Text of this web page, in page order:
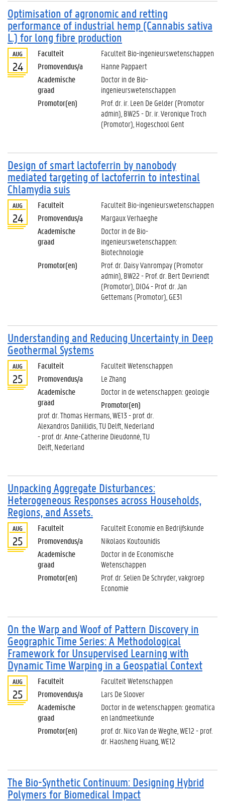
Optimisation of agronomic and retting
performance of industrial hemp (Cannabis sativa
L.) for long fibre production
AUG
24
Faculteit
Faculteit Bio-ingenieurswetenschappen
Promovendus/a
Hanne Pappaert
Academische
graad
Doctor in de Bio-
ingenieurswetenschappen
Promotor(en)
Prof. dr. ir. Leen De Gelder (Promotor
admin), BW25 - Dr. ir. Veronique Troch
(Promotor), Hogeschool Gent
Design of smart lactoferrin by nanobody
mediated targeting of lactoferrin to intestinal
Chlamydia suis
AUG
24
Faculteit
Faculteit Bio-ingenieurswetenschappen
Promovendus/a
Margaux Verhaeghe
Academische
graad
Doctor in de Bio-
ingenieurswetenschappen:
Biotechnologie
Promotor(en)
Prof. dr. Daisy Vanrompay (Promotor
admin), BW22 - Prof. dr. Bert Devriendt
(Promotor), DI04 - Prof. dr. Jan
Gettemans (Promotor), GE31
Understanding and Reducing Uncertainty in Deep
Geothermal Systems
AUG
25
Faculteit
Faculteit Wetenschappen
Promovendus/a
Le Zhang
Academische
graad
Doctor in de wetenschappen: geologie
Promotor(en)
prof. dr. Thomas Hermans, WE13 - prof. dr.
Alexandros Daniilidis, TU Delft, Nederland
- prof. dr. Anne-Catherine Dieudonné, TU
Delft, Nederland
Unpacking Aggregate Disturbances:
Heterogeneous Responses across Households,
Regions, and Assets.
AUG
25
Faculteit
Faculteit Economie en Bedrijfskunde
Promovendus/a
Nikolaos Koutounidis
Academische
graad
Doctor in de Economische
Wetenschappen
Promotor(en)
Prof. dr. Selien De Schryder, vakgroep
Economie
On the Warp and Woof of Pattern Discovery in
Geographic Time Series: A Methodological
Framework for Unsupervised Learning with
Dynamic Time Warping in a Geospatial Context
AUG
25
Faculteit
Faculteit Wetenschappen
Promovendus/a
Lars De Sloover
Academische
graad
Doctor in de wetenschappen: geomatica
en landmeetkunde
Promotor(en)
prof. dr. Nico Van de Weghe, WE12 - prof.
dr. Haosheng Huang, WE12
The Bio-Synthetic Continuum: Designing Hybrid
Polymers for Biomedical Impact